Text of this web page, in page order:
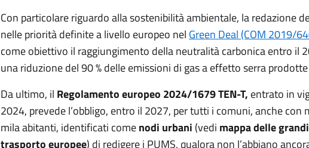
Con particolare riguardo alla sostenibilità ambientale, la redazione
nelle priorità definite a livello europeo nel Green Deal (COM 2019/
come obiettivo il raggiungimento della neutralità carbonica entro il
una riduzione del 90 % delle emissioni di gas a effetto serra
Da ultimo, il Regolamento europeo 2024/1679 TEN-T, entrato in
2024, prevede l’obbligo, entro il 2027, per tutti i comuni, anche con
mila abitanti, identificati comenodi urbani (vedi mappa delle
trasporto europee) di redigere i PUMS, qualora non l’abbiano